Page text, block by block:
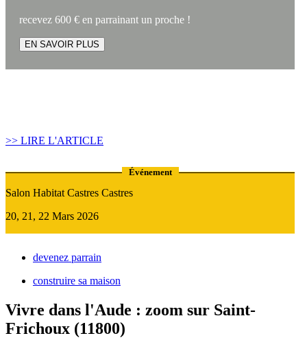
recevez 600 € en parrainant un proche !
EN SAVOIR PLUS
>> LIRE L'ARTICLE
Événement
Salon Habitat Castres Castres
20, 21, 22 Mars 2026
devenez parrain
construire sa maison
Vivre dans l'Aude : zoom sur Saint-
Frichoux (11800)